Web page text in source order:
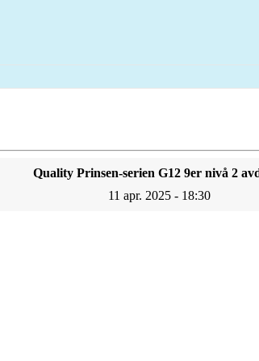
Quality Prinsen-serien G12 9er nivå 2
11 apr. 2025 - 18:30